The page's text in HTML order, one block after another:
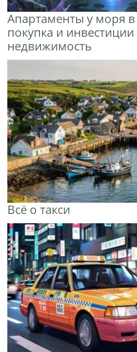
Апартаменты у моря
покупка и инвестиции
недвижимость
Всё о такси